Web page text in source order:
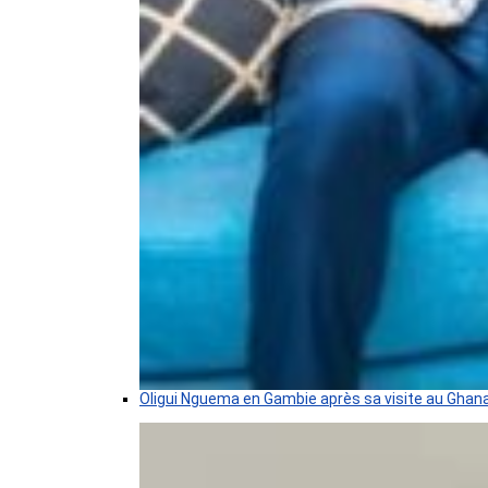
Oligui Nguema en Gambie après sa visite au